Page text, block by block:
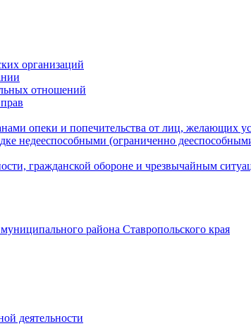
организаций
отношений
опеки и попечительства от лиц, желающих
недееспособными (ограниченно
гражданской оборонe и чрезвычайным
района Ставропольского края
деятельности